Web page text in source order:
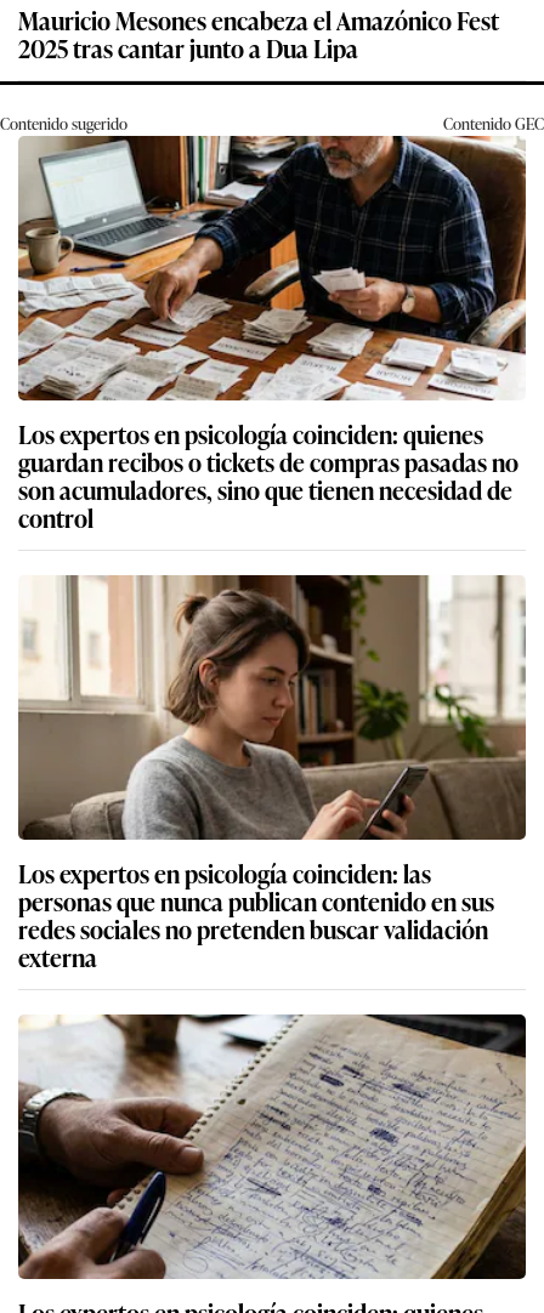
Mauricio Mesones encabeza el Amazónico Fest
2025 tras cantar junto a Dua Lipa
Contenido sugerido ContenidoGEC
Los expertos en psicología coinciden: quienes
guardan recibos o tickets de compras pasadas no
son acumuladores, sino que tienen necesidad de
control
Los expertos en psicología coinciden: las
personas que nunca publican contenido en sus
redes sociales no pretenden buscar validación
externa